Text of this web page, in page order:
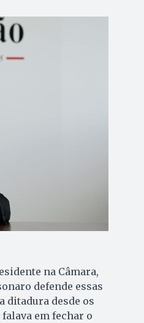
na Câmara,
defende essas
ditadura desde os
em fechar o